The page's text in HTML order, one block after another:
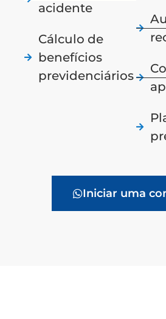
acidente
Cálculo de
benefícios
previdenciários
Iniciar uma